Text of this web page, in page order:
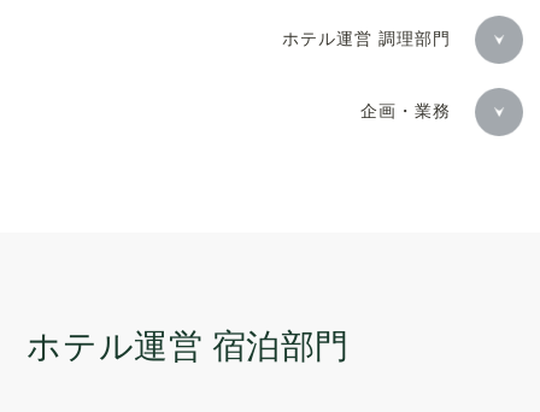
ホテル運営 調理部門
企画・業務
ホテル運営 宿泊部門